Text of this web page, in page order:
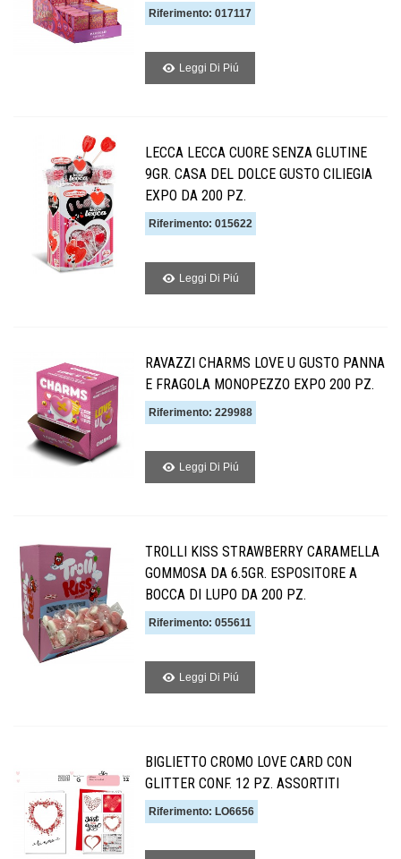
Riferimento: 017117
Leggi Di Piú
LECCA LECCA CUORE SENZA GLUTINE
9GR. CASA DEL DOLCE GUSTO CILIEGIA
EXPO DA 200 PZ.
Riferimento: 015622
Leggi Di Piú
RAVAZZI CHARMS LOVE U GUSTO PANNA
E FRAGOLA MONOPEZZO EXPO 200 PZ.
Riferimento: 229988
Leggi Di Piú
TROLLI KISS STRAWBERRY CARAMELLA
GOMMOSA DA 6.5GR. ESPOSITORE A
BOCCA DI LUPO DA 200 PZ.
Riferimento: 055611
Leggi Di Piú
BIGLIETTO CROMO LOVE CARD CON
GLITTER CONF. 12 PZ. ASSORTITI
Riferimento: LO6656